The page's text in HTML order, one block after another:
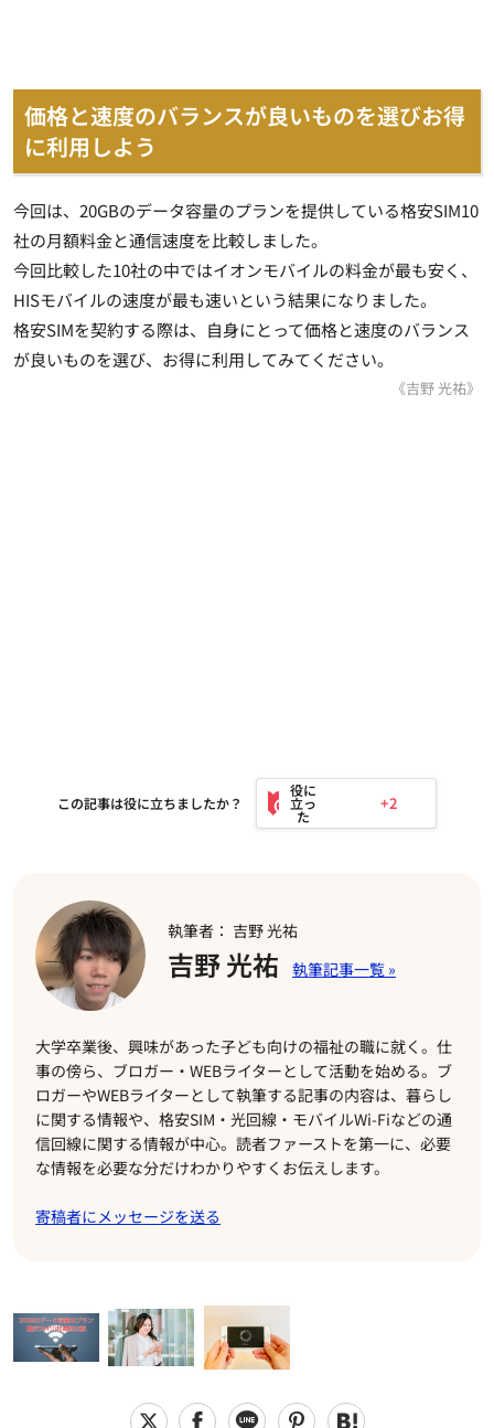
価格と速度のバランスが良いものを選びお得
に利用しよう
今回は、20GBのデータ容量のプランを提供している格安SIM10
社の月額料金と通信速度を比較しました。
今回比較した10社の中ではイオンモバイルの料金が最も安く、
HISモバイルの速度が最も速いという結果になりました。
格安SIMを契約する際は、自身にとって価格と速度のバランス
が良いものを選び、お得に利用してみてください。
《吉野 光祐》
この記事は役に立ちましたか？ +2
執筆者： 吉野 光祐
吉野 光祐
大学卒業後、興味があった子ども向けの福祉の職に就く。仕
事の傍ら、ブロガー・WEBライターとして活動を始める。ブ
ロガーやWEBライターとして執筆する記事の内容は、暮らし
に関する情報や、格安SIM・光回線・モバイルWi-Fiなどの通
信回線に関する情報が中心。読者ファーストを第一に、必要
な情報を必要な分だけわかりやすくお伝えします。
寄稿者にメッセージを送る